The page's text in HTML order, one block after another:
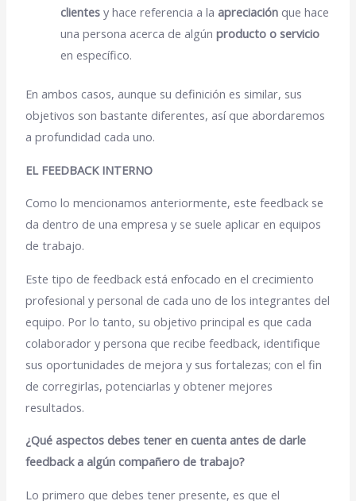
clientes y hace referencia a laapreciación que hace
una persona acerca de algúnproducto o servicio
en específico.
En ambos casos, aunque su definición es similar, sus
objetivos son bastante diferentes, así que abordaremos
a profundidad cada uno.
EL FEEDBACK INTERNO
Como lo mencionamos anteriormente, este feedback se
da dentro de una empresa y se suele aplicar en equipos
de trabajo.
Este tipo de feedback está enfocado en el crecimiento
profesional y personal de cada uno de los integrantes del
equipo. Por lo tanto, su objetivo principal es que cada
colaborador y persona que recibe feedback, identifique
sus oportunidades de mejora y sus fortalezas; con el fin
de corregirlas, potenciarlas y obtener mejores
resultados.
¿Qué aspectos debes tener en cuenta antes de darle
feedback a algún compañero de trabajo?
Lo primero que debes tener presente, es que el